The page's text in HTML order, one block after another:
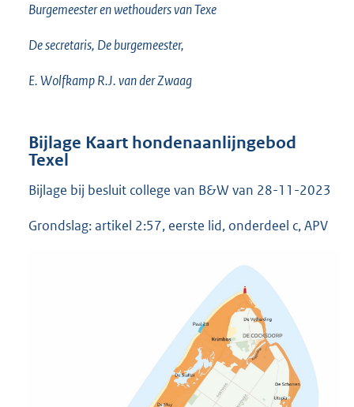
Burgemeester en wethouders van Texe
De secretaris, De burgemeester,
E. Wolfkamp R.J. van der Zwaag
Bijlage Kaart hondenaanlijngebod
Texel
Bijlage bij besluit college van B&W van 28-11-2023
Grondslag: artikel 2:57, eerste lid, onderdeel c, APV